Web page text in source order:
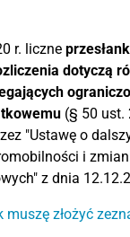
r. liczne
dotyczą
(§ 50 ust.
"Ustawę o
i
z dnia
złożyć